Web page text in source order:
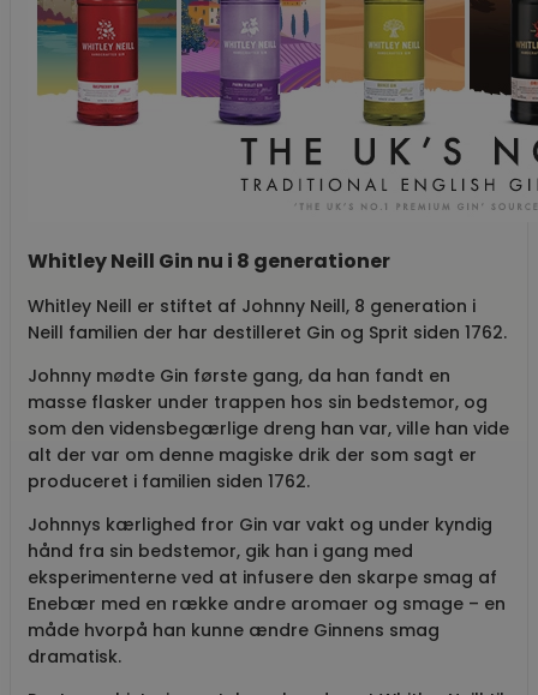
Whitley Neill Gin nu i 8 generationer
Whitley Neill er stiftet af Johnny Neill, 8 generation i
Neill familien der har destilleret Gin og Sprit siden 1762.
Johnny mødte Gin første gang, da han fandt en
masse flasker under trappen hos sin bedstemor, og
som den vidensbegærlige dreng han var, ville han vide
alt der var om denne magiske drik der som sagt er
produceret i familien siden 1762.
Johnnys kærlighed fror Gin var vakt og under kyndig
hånd fra sin bedstemor, gik han i gang med
eksperimenterne ved at infusere den skarpe smag af
Enebær med en række andre aromaer og smage – en
måde hvorpå han kunne ændre Ginnens smag
dramatisk.